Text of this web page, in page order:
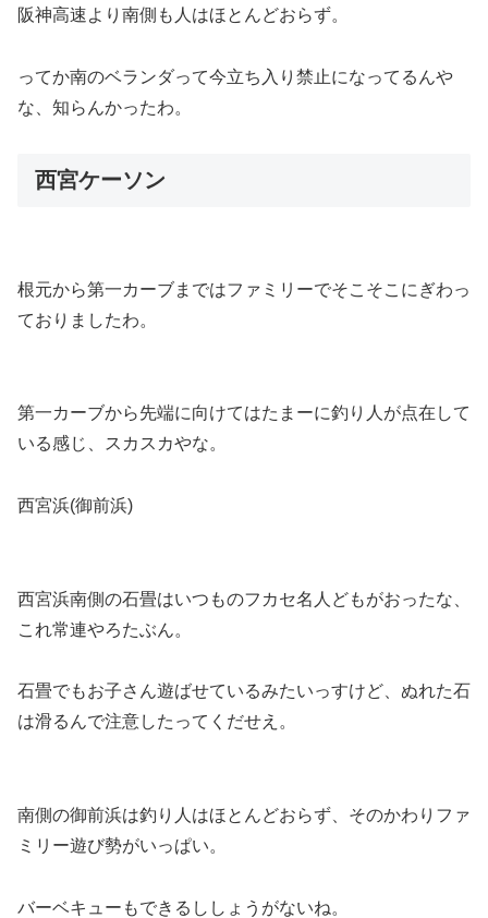
阪神高速より南側も人はほとんどおらず。
ってか南のベランダって今立ち入り禁止になってるんや
な、知らんかったわ。
西宮ケーソン
根元から第一カーブまではファミリーでそこそこにぎわっ
ておりましたわ。
第一カーブから先端に向けてはたまーに釣り人が点在して
いる感じ、スカスカやな。
西宮浜(御前浜)
西宮浜南側の石畳はいつものフカセ名人どもがおったな、
これ常連やろたぶん。
石畳でもお子さん遊ばせているみたいっすけど、ぬれた石
は滑るんで注意したってくだせえ。
南側の御前浜は釣り人はほとんどおらず、そのかわりファ
ミリー遊び勢がいっぱい。
バーベキューもできるししょうがないね。